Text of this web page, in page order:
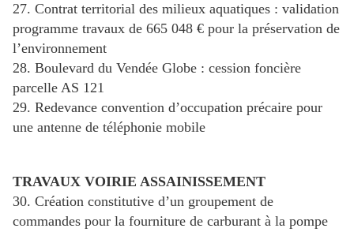
27. Contrat territorial des milieux aquatiques : validation
programme travaux de 665 048 € pour la préservation de
l’environnement
28. Boulevard du Vendée Globe : cession foncière
parcelle AS 121
29. Redevance convention d’occupation précaire pour
une antenne de téléphonie mobile
TRAVAUX VOIRIE ASSAINISSEMENT
30. Création constitutive d’un groupement de
commandes pour la fourniture de carburant à la pompe